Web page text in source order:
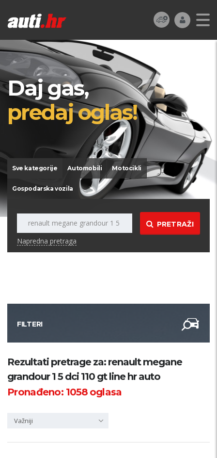
Daj gas,
predaj oglas!
Sve kategorije Automobili Motocikli
Gospodarska vozila
PRETRAŽI
Napredna pretraga
FILTERI
Kategorija
Županija
Rezultati pretrage za: renault megane
grandour 1 5 dci 110 gt line hr auto
Pronađeno: 1058oglasa
Važniji